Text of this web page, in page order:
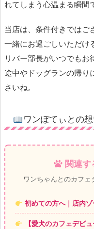
れてしまう心温まる瞬間
当店は、条件付きではご
一緒にお過ごしいただけ
リバー部長がいつでも
途中やドッグランの帰り
さいね。
ワンぽてぃとの
関連す
ワンちゃんとのカフ
初めての方へ｜店内
【愛犬のカフェデビ